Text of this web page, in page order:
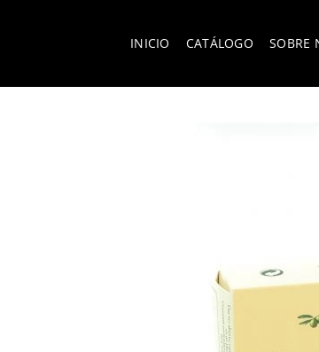
INICIO CATÁLOGO SOBRE